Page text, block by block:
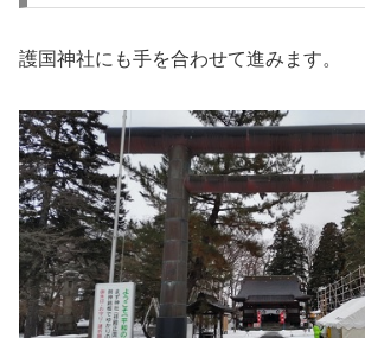
護国神社にも手を合わせて進みます。